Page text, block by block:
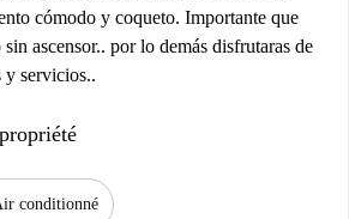
cómodo y coqueto. Importante que
sin ascensor.. por lo demás disfrutaras de
y servicios..
conditionné